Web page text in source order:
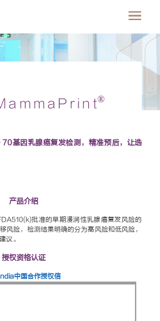
®
基因乳腺癌复发检测，精准预后，让选
产品介绍
批准的早期浸润性乳腺癌复发风险的
风险，检测结果明确的分为高风险和低风险，
议。
授权资格认证
中国合作授权信